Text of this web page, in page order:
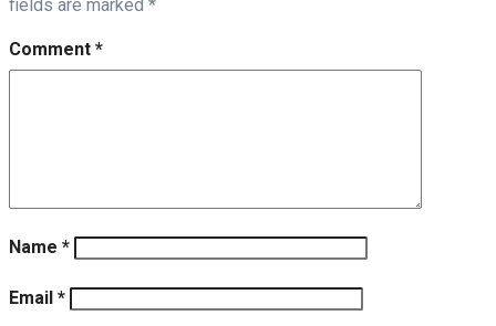
fields are marked *
Comment *
Name *
Email *